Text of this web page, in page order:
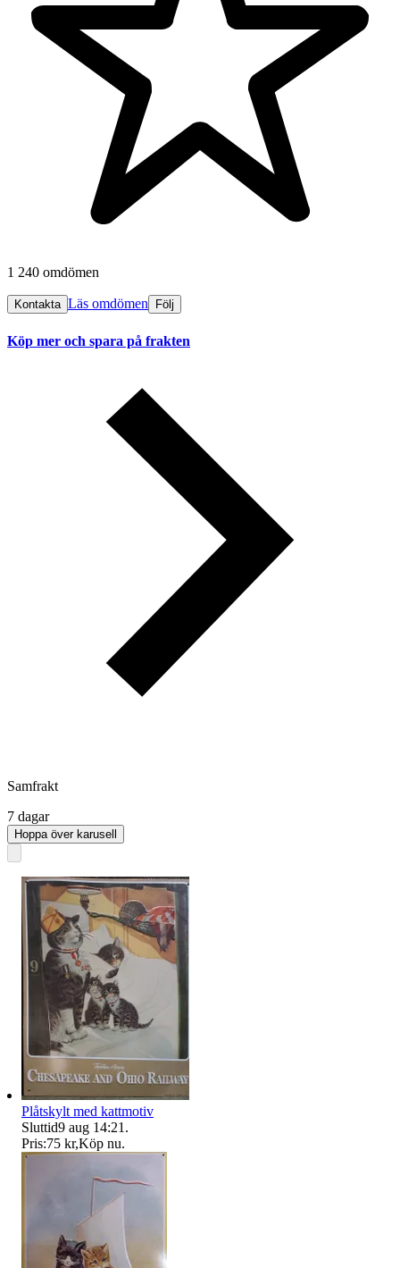
1 240 omdömen
Kontakta Läs omdömen Följ
Köp mer och spara på frakten
Samfrakt
7 dagar
Hoppa över karusell
Plåtskylt med kattmotiv
Sluttid9 aug 14:21 .
Pris:75 kr,Köp nu.